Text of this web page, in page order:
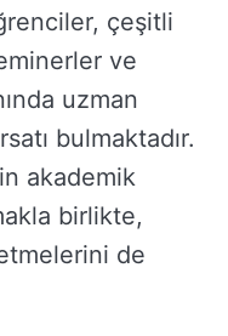
çeşitli
ve
uzman
bulmaktadır.
akademik
birlikte,
de